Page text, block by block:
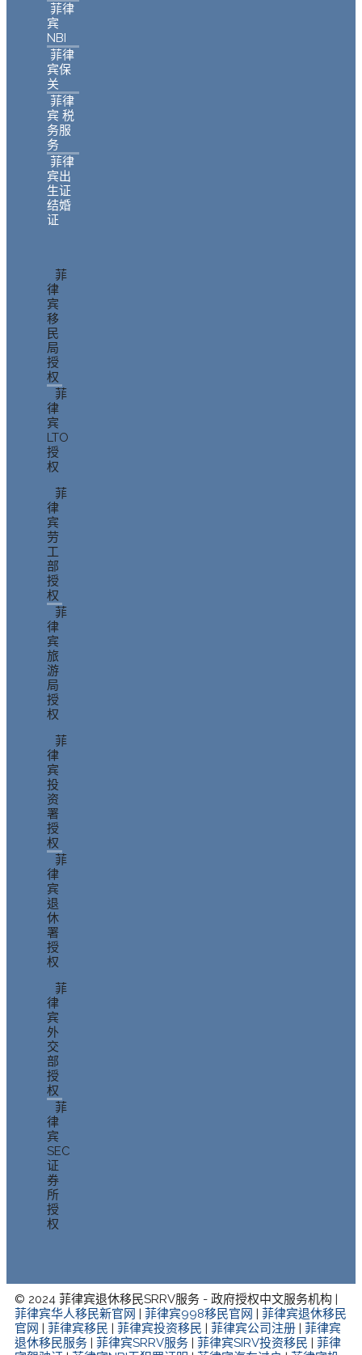
菲律
宾
NBI
菲律
宾保
关
菲律
宾 税
务服
务
菲律
宾出
生证
结婚
证
菲
律
宾
移
民
局
授
权
菲
律
宾
LTO
授
权
菲
律
宾
劳
工
部
授
权
菲
律
宾
旅
游
局
授
权
菲
律
宾
投
资
署
授
权
菲
律
宾
退
休
署
授
权
菲
律
宾
外
交
部
授
权
菲
律
宾
SEC
证
券
所
授
权
© 2024 菲律宾退休移民SRRV服务 - 政府授权中文服务机构 |
菲律宾华人移民新官网 | 菲律宾998移民官网 | 菲律宾退休移民
官网 | 菲律宾移民 | 菲律宾投资移民 | 菲律宾公司注册 | 菲律宾
退休移民服务 | 菲律宾SRRV服务 | 菲律宾SIRV投资移民 | 菲律